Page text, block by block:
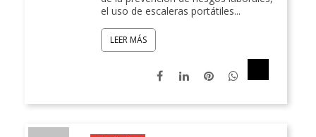
el uso de escaleras portátiles...
LEER MÁS